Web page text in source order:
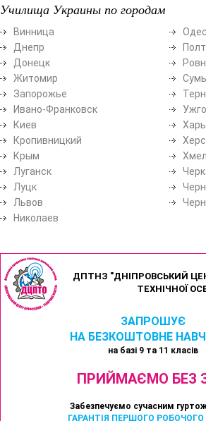
Училища Украины по городам
Винница
Днепр
Донецк
Житомир
Запорожье
Ивано-Франковск
Киев
Кропивницкий
Крым
Луганск
Луцк
Львов
Николаев
ДПТНЗ "ДНІПРОВСЬКИЙ
ТЕХНІЧНОЇ
ЗАПРОШУЄ
НА БЕЗКОШТОВНЕ
на базі 9 та 11 класів
ПРИЙМАЄМО БЕЗ
Забезпечуємо сучасним
ГАРАНТІЯ ПЕРШОГО РОБОЧОГО